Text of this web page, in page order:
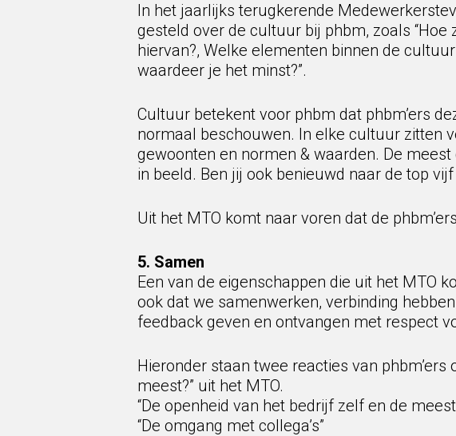
In het jaarlijks terugkerende
gesteld over de cultuur bij phbm, zoals
hiervan?, Welke elementen binnen de
waardeer je het minst?”.
Cultuur betekent voor phbm dat phbm’ers
normaal beschouwen. In elke cultuur zitten
gewoonten en normen & waarden. De
in beeld. Ben jij ook benieuwd naar de top
Uit het MTO komt naar voren dat de
5. Samen
Een van de eigenschappen die uit het MTO
ook dat we samenwerken, verbinding
feedback geven en ontvangen met respect
Hieronder staan twee reacties van
meest?” uit het MTO.
“De openheid van het bedrijf zelf en de
“De omgang met collega’s”